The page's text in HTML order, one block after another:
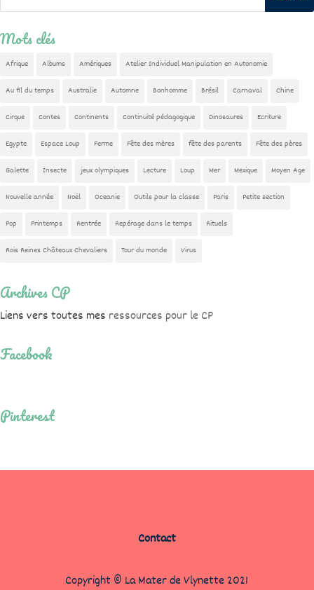
Mots clés
Afrique Albums Amériques Atelier Individuel Manipulation en Autonomie
Au fil du temps Australie Automne Bonhomme Brésil Carnaval Chine
Cirque Contes Continents Continuité pédagogique Dinosaures Ecriture
Egypte Espace Loup Ferme Fête des mères fête des parents Fête des pères
Galette Insecte jeux olympiques Lecture Loup Mer Mexique Moyen Age
Nouvelle année Noël Oceanie Outils pour la classe Paris Petite section
Pop Printemps Rentrée Repérage dans le temps Rituels
Rois Reines Châteaux Chevaliers Tour du monde Virus
Archives CP
Liens vers toutes mes ressources pour le CP
Facebook
Pinterest
Contact
Copyright © La Mater de Vlynette 2021